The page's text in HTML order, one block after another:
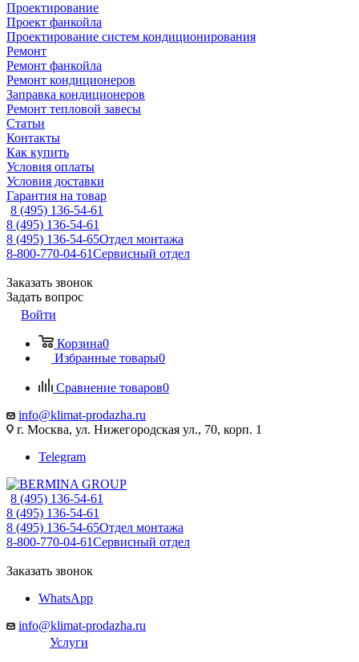
Проектирование
Проект фанкойла
Проектирование систем кондиционирования
Ремонт
Ремонт фанкойла
Ремонт кондиционеров
Заправка кондиционеров
Ремонт тепловой завесы
Статьи
Контакты
Как купить
Условия оплаты
Условия доставки
Гарантия на товар
8 (495) 136-54-61
8 (495) 136-54-61
8 (495) 136-54-65Отдел монтажа
8-800-770-04-61Сервисный отдел
Заказать звонок
Задать вопрос
Войти
Корзина0
Избранные товары0
Сравнение товаров0
info@klimat-prodazha.ru
г. Москва, ул. Нижегородская ул., 70, корп. 1
Telegram
8 (495) 136-54-61
8 (495) 136-54-61
8 (495) 136-54-65Отдел монтажа
8-800-770-04-61Сервисный отдел
Заказать звонок
WhatsApp
info@klimat-prodazha.ru
Услуги